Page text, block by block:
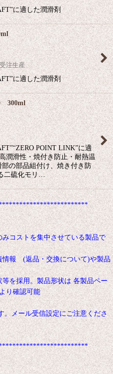
に適した潤滑剤
注生産
に適した潤滑剤
300ml
POINT LINK”に適
潤滑性・焼付き防止・耐熱温
の部品組付け、焼き付き防
二硫化モリ…
コストを集中させている製品で
情報 (返品・交換について)や製品
を採用。製品形状は 各製品ペー
り確認可能
。メール受信設定にご注意くださ